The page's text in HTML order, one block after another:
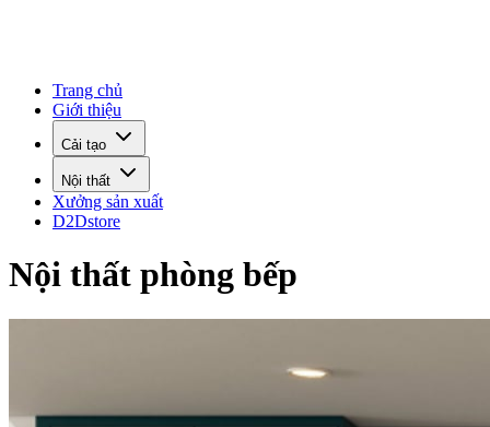
Trang chủ
Giới thiệu
Cải tạo
Nội thất
Xưởng sản xuất
D2Dstore
Nội thất phòng bếp